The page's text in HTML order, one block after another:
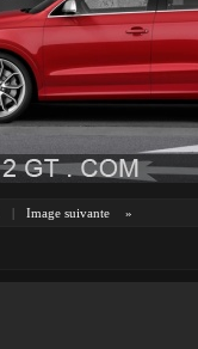
| Image suivante »